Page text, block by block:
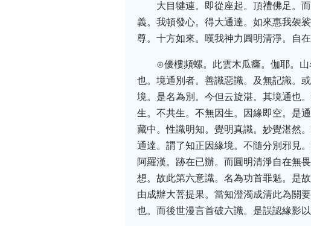
大目犍連。即從座起。頂禮佛足。
義。我頓發心。得大通達。如來惠我袈
尊。十方如來。嘆我神力圓明清淨。自
⊙優樓頻螺。此雲木瓜癃。伽耶。
也。境通別者。善識惡識。及無記識。
境。是名為別。今但云旋湛。其境通也
生。不共生。不無因生。因緣即空。是
藏中。性識明知。覺明真識。妙覺湛然
通達。謂了知正因緣境。不隨分別邪見
阿羅漢。跡在已辦。而圓明清淨自在無
想。故此第六意識。名為功首罪魁。是
由成辦大菩提果。當知澄濁成清此為關
也。而後世漫言首破六識。是誤認緣影